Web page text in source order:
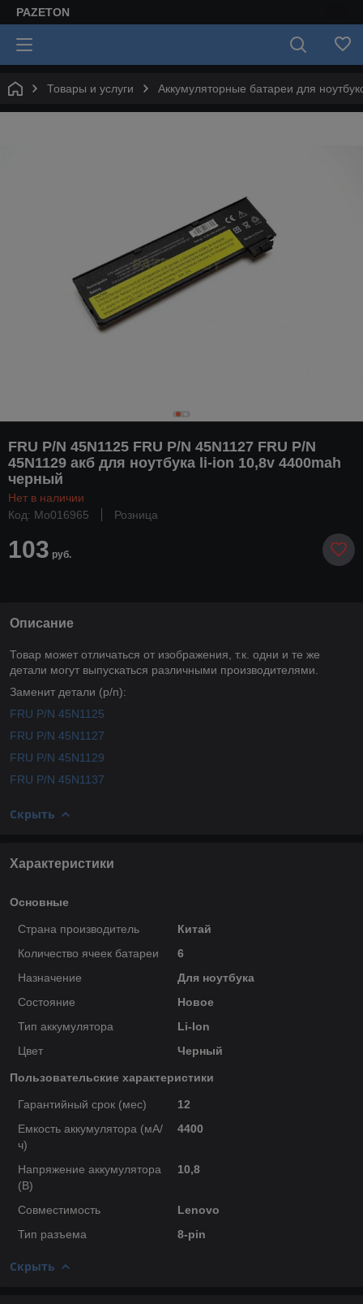
PAZETON
Товары и услуги Аккумуляторные батареи для
FRU P/N 45N1125 FRU P/N 45N1127 FRU P/N
45N1129 акб для ноутбука li-ion 10,8v 4400mah
черный
Нет в наличии
Код: Mo016965
Розница
103 руб.
Описание
Товар может отличаться от изображения, т.к. одни и те же
детали могут выпускаться различными производителями.
Заменит детали (p/n):
FRU P/N 45N1125
FRU P/N 45N1127
FRU P/N 45N1129
FRU P/N 45N1137
Скрыть
Характеристики
Основные
Страна производитель
Китай
Количество ячеек батареи
6
Назначение
Для ноутбука
Состояние
Новое
Тип аккумулятора
Li-Ion
Цвет
Черный
Пользовательские характеристики
Гарантийный срок (мес)
12
Емкость аккумулятора (мА/
ч)
4400
Напряжение аккумулятора
(В)
10,8
Совместимость
Lenovo
Тип разъема
8-pin
Скрыть